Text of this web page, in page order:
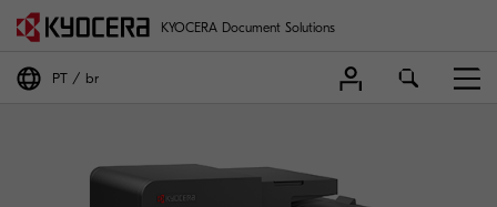
KYOCERA Document Solutions
PT br